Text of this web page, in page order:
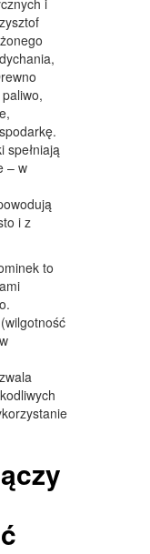
i
spełniają
– w
i z
to